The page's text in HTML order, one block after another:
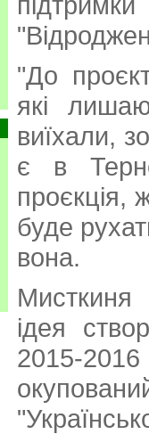
"До
які
виїхали,
є в
проєкція,
буде
вона.
Мисткиня
ідея
2015-2016